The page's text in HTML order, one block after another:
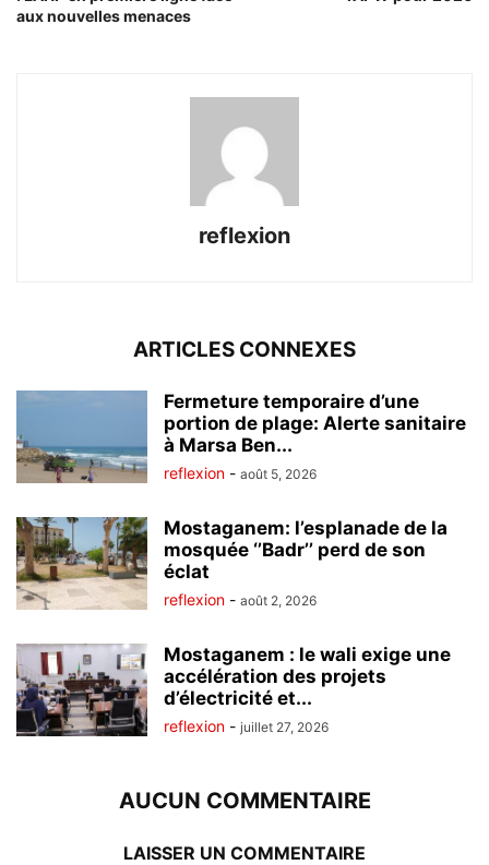
aux nouvelles menaces
reflexion
ARTICLES CONNEXES
Fermeture temporaire d’une
portion de plage: Alerte sanitaire
à Marsa Ben...
reflexion - août 5, 2026
Mostaganem: l’esplanade de la
mosquée ‘’Badr’’ perd de son
éclat
reflexion - août 2, 2026
Mostaganem : le wali exige une
accélération des projets
d’électricité et...
reflexion - juillet 27, 2026
AUCUN COMMENTAIRE
LAISSER UN COMMENTAIRE